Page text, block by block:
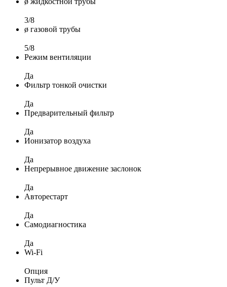
3/8
ø газовой трубы
5/8
Режим вентиляции
Да
Фильтр тонкой очистки
Да
Предварительный фильтр
Да
Ионизатор воздуха
Да
Непрерывное движение заслонок
Да
Авторестарт
Да
Самодиагностика
Да
Wi-Fi
Опция
Пульт Д/У